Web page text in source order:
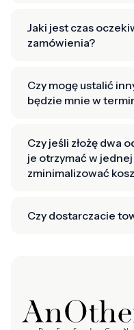
Jaki jest czas
zamówienia?
Czy mogę ustalić
będzie mnie w
Czy jeśli złożę dwa
je otrzymać w jednej
zminimalizować
Czy dostarczacie